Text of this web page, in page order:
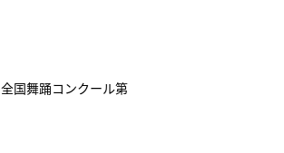
全国舞踊コンクール第